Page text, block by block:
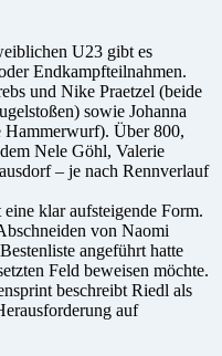
U23 gibt es
Endkampfteilnahmen.
und Nike Praetzel (beide
sowie Johanna
Über 800,
Nele Göhl, Valerie
– je nach Rennverlauf
klar aufsteigende Form.
von Naomi
angeführt hatte
Feld beweisen möchte.
beschreibt Riedl als
auf